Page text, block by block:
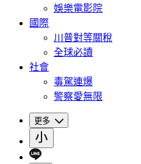
娛樂電影院
國際
川普對等關稅
全球必讀
社會
毒駕連爆
警察愛無限
更多